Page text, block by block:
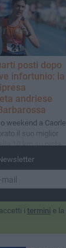
Vurchio: "Previsto
di 120mila
posti dopo
infortunio: la
andriese
weekend a Caorle
il suo miglior
10 km su pista
i termini e la